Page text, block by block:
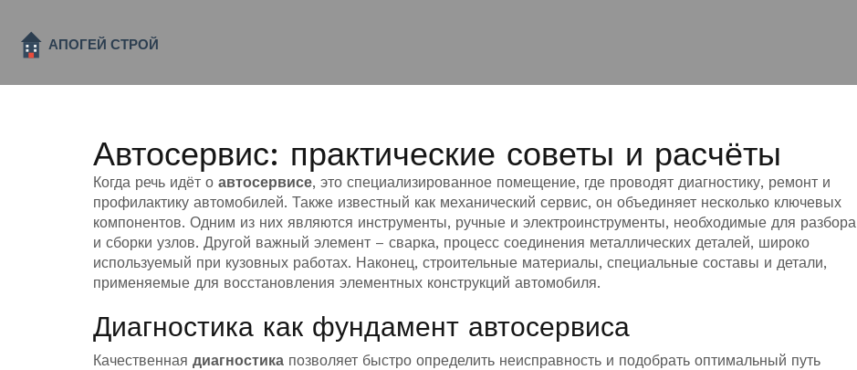
Автосервис: практические советы и расчёты
Когда речь идёт о автосервисе, это специализированное помещение, где проводят диагностику, ремонт и
профилактику автомобилей. Также известный как механический сервис, он объединяет несколько ключевых
компонентов. Одним из них являются инструменты, ручные и электроинструменты, необходимые для разбора
и сборки узлов. Другой важный элемент – сварка, процесс соединения металлических деталей, широко
используемый при кузовных работах. Наконец, строительные материалы, специальные составы и детали,
применяемые для восстановления элементных конструкций автомобиля.
Диагностика как фундамент автосервиса
Качественная диагностика позволяет быстро определить неисправность и подобрать оптимальный путь